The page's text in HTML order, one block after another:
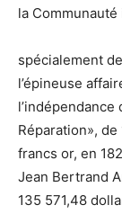
la
spécialement
l’épineuse
Réparation»,
francs or, en
Jean Bertrand
135 571,48